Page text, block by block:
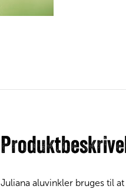
Juliana aluvinkler bruges til